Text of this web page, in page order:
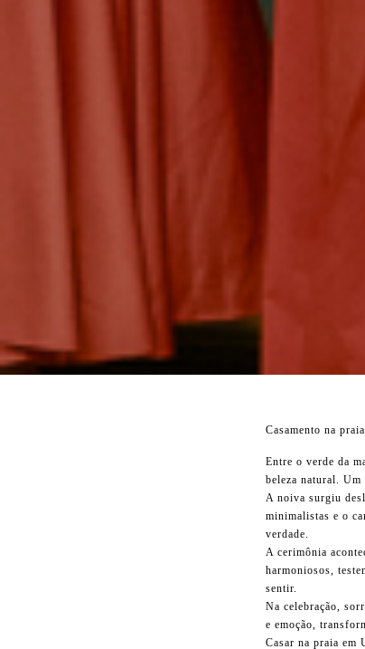
Casamento na
Entre o verde da
beleza natural. Um
A noiva surgiu
minimalistas e o
verdade.
A cerimônia
harmoniosos,
sentir.
Na celebração,
e emoção,
Casar na praia em